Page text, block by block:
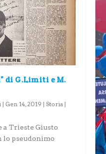
di G.Limiti e M.
| Gen 14, 2019 | Storia |
a Trieste Giusto
lo pseudonimo